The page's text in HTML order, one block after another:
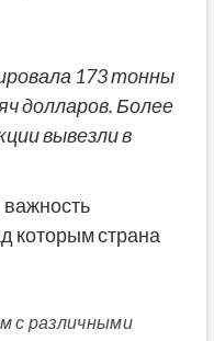
173 тонны
долларов. Более
вывезли в
которым страна
с различными